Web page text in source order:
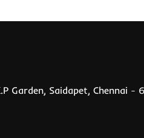
Garden, Saidapet, Chennai -